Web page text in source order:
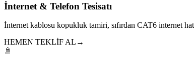
İnternet & Telefon Tesisatı
İnternet kablosu kopukluk tamiri, sıfırdan CAT6 internet
HEMEN TEKLİF AL →
🚿